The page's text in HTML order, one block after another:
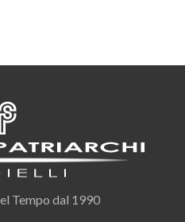
Tempo dal 1990